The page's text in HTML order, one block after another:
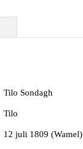
Tilo Sondagh
Tilo
12 juli 1809 (Wamel)